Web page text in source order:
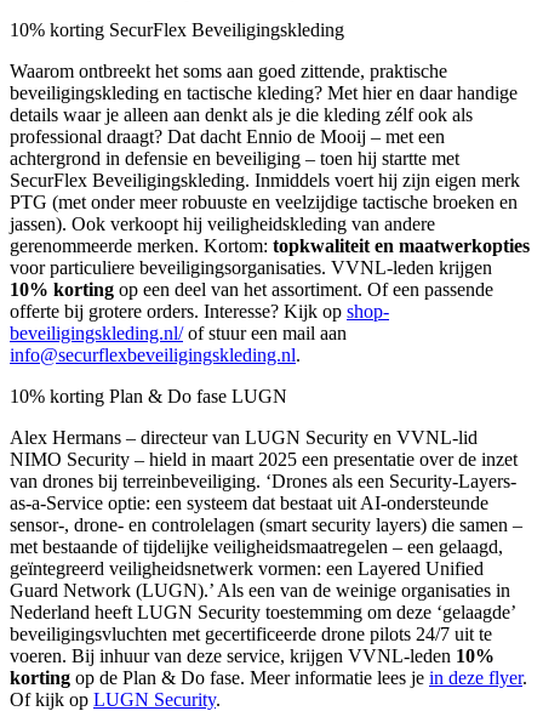
10% korting SecurFlex Beveiligingskleding
Waarom ontbreekt het soms aan goed zittende, praktische
beveiligingskleding en tactische kleding? Met hier en daar handige
details waar je alleen aan denkt als je die kleding zélf ook als
professional draagt? Dat dacht Ennio de Mooij – met een
achtergrond in defensie en beveiliging – toen hij startte met
SecurFlex Beveiligingskleding. Inmiddels voert hij zijn eigen merk
PTG (met onder meer robuuste en veelzijdige tactische broeken en
jassen). Ook verkoopt hij veiligheidskleding van andere
gerenommeerde merken. Kortom: topkwaliteit en maatwerkopties
voor particuliere beveiligingsorganisaties. VVNL-leden krijgen
10% korting op een deel van het assortiment. Of een passende
offerte bij grotere orders. Interesse? Kijk op shop-
beveiligingskleding.nl/of stuur een mail aan
info@securflexbeveiligingskleding.nl.
10% korting Plan & Do fase LUGN
Alex Hermans – directeur van LUGN Security en VVNL-lid
NIMO Security – hield in maart 2025 een presentatie over de inzet
van drones bij terreinbeveiliging. ‘Drones als een Security-Layers-
as-a-Service optie: een systeem dat bestaat uit AI-ondersteunde
sensor-, drone- en controlelagen (smart security layers) die samen –
met bestaande of tijdelijke veiligheidsmaatregelen – een gelaagd,
geïntegreerd veiligheidsnetwerk vormen: een Layered Unified
Guard Network (LUGN).’ Als een van de weinige organisaties in
Nederland heeft LUGN Security toestemming om deze ‘gelaagde’
beveiligingsvluchten met gecertificeerde drone pilots 24/7 uit te
voeren. Bij inhuur van deze service, krijgen VVNL-leden 10%
korting op de Plan & Do fase. Meer informatie lees je in deze flyer.
Of kijk op LUGN Security.